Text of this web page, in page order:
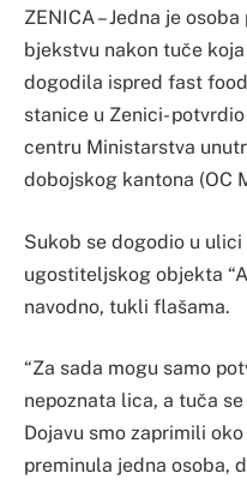
ZENICA – Jedna je
bjekstvu nakon tuče
dogodila ispred fast
stanice u Zenici-
centru Ministarstva
dobojskog kantona (OC
Sukob se dogodio u
ugostiteljskog objekta
navodno, tukli flašama.
“Za sada mogu samo
nepoznata lica, a tuča
Dojavu smo zaprimili
preminula jedna osoba,